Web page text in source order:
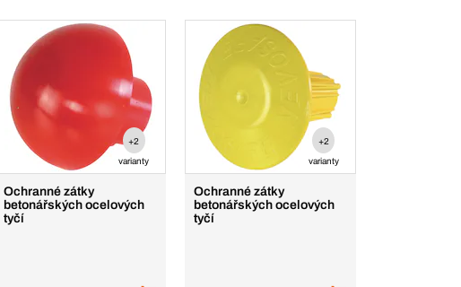
+2
varianty
Ochranné zátky
betonářských ocelových
tyčí
+2
varianty
Ochranné zátky
betonářských ocelových
tyčí